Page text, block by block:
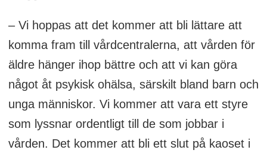
– Vi hoppas att det kommer att bli lättare att
komma fram till vårdcentralerna, att vården för
äldre hänger ihop bättre och att vi kan göra
något åt psykisk ohälsa, särskilt bland barn och
unga människor. Vi kommer att vara ett styre
som lyssnar ordentligt till de som jobbar i
vården. Det kommer att bli ett slut på kaoset i